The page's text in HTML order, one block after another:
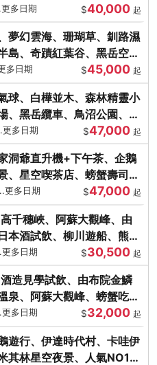
多日期 $40,000 起
夢幻雲海、珊瑚草、釧路濕
島、奇蹟紅葉谷、黑岳空中
多日期 $45,000 起
球、白樺並木、森林精靈小
、黑岳纜車、鳥沼公園、紅
多日期 $47,000 起
洞爺直升機+下午茶、企鵝
、星空喫茶店、螃蟹壽司、
多日期 $47,000 起
千穗峽、阿蘇大觀峰、由
本酒試飲、柳川遊船、熊本
多日期 $30,500 起
造見學試飲、由布院金鱗
泉、阿蘇大觀峰、螃蟹吃到
多日期 $32,000 起
遊行、伊達時代村、卡哇伊
其林星空夜景、人氣NO1小